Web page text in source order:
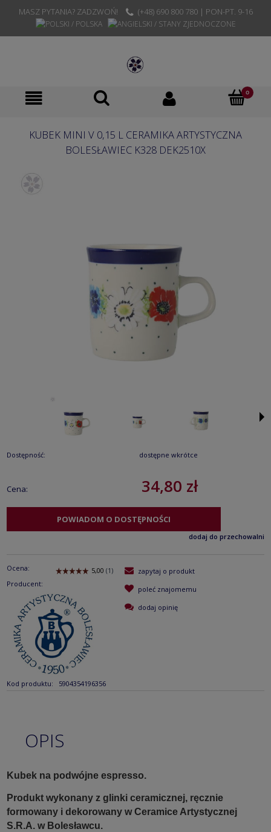
MASZ PYTANIA? ZADZWOŃ! (+48) 690 800 780 | PON-PT. 9-16
KUBEK MINI V 0,15 L CERAMIKA ARTYSTYCZNA
BOLESŁAWIEC K328 DEK2510X
Dostępność: dostępne wkrótce
Cena: 34,80 zł
POWIADOM O DOSTĘPNOŚCI
dodaj do przechowalni
Ocena:
Producent:
Kod produktu: 5904354196356
zapytaj o produkt
poleć znajomemu
dodaj opinię
OPIS
Kubek na podwójne espresso.
Produkt wykonany z glinki ceramicznej, ręcznie
formowany i dekorowany w Ceramice Artystycznej
S.R.A. w Bolesławcu.